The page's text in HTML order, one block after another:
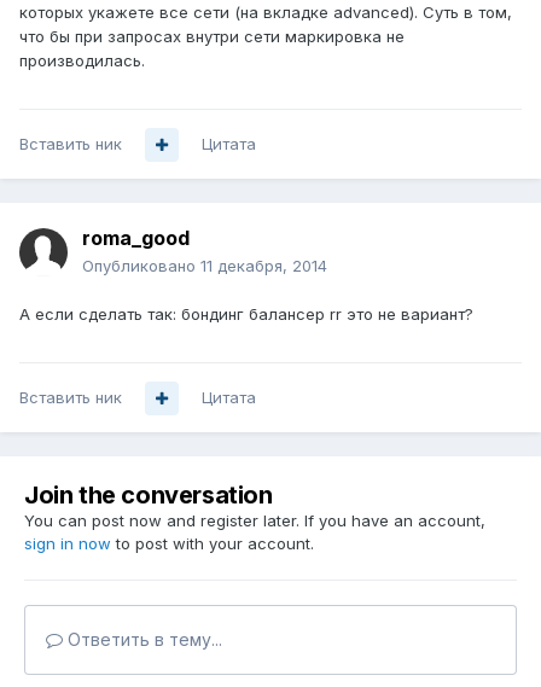
которых укажете все сети (на вкладке advanced). Суть в том,
что бы при запросах внутри сети маркировка не
производилась.
Вставить ник Цитата
roma_good
Опубликовано 11 декабря, 2014
А если сделать так: бондинг балансер rr это не вариант?
Вставить ник Цитата
Join the conversation
You can post now and register later. If you have an account,
sign in now to post with your account.
Ответить в тему...